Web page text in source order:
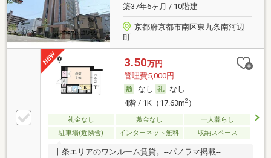
築37年6ヶ月 / 10階建
京都府京都市南区東九条南河辺
町
3.50万円
管理費5,000円
なし
なし
4階 / 1K（17.63m2）
礼金なし 敷金なし
一人暮らし
駐車場(近隣含)
インターネット無料 収納スペース
十条エリアのワンルーム賃貸。--パノラマ掲載--